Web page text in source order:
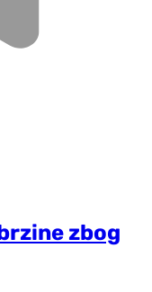
zbog